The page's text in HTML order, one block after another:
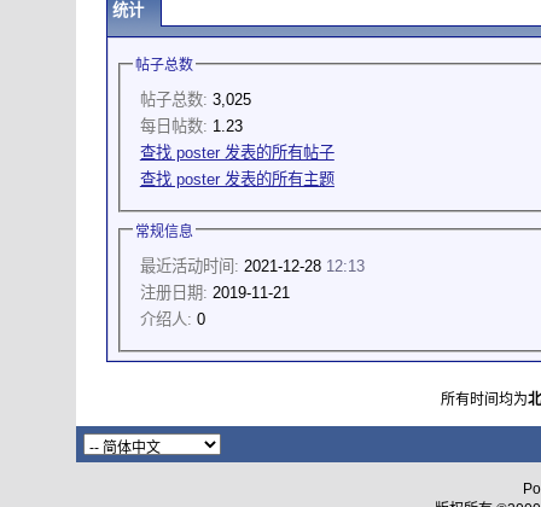
统计
帖子总数
帖子总数: 3,025
每日帖数: 1.23
查找 poster 发表的所有帖子
查找 poster 发表的所有主题
常规信息
最近活动时间: 2021-12-28 12:13
注册日期: 2019-11-21
介绍人: 0
所有时间均为